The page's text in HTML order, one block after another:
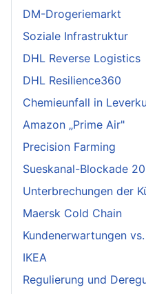
DM-Drogeriemarkt
Soziale Infrastruktur
DHL Reverse Logistics
DHL Resilience360
Chemieunfall in
Amazon „Prime Air"
Precision Farming
Sueskanal-Blockade
Unterbrechungen der
Maersk Cold Chain
Kundenerwartungen
IKEA
Regulierung und